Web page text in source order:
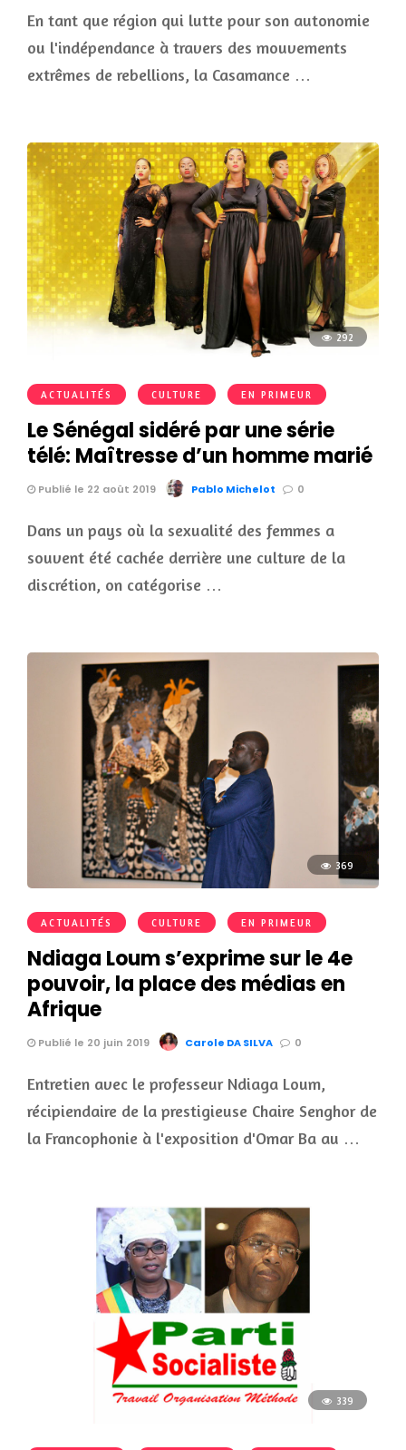
En tant que région qui lutte pour son autonomie
ou l'indépendance à travers des mouvements
extrêmes de rebellions, la Casamance …
292
ACTUALITÉS CULTURE EN PRIMEUR
Le Sénégal sidéré par une série
télé: Maîtresse d’un homme marié
Publié le 22 août 2019 Pablo Michelot 0
Dans un pays où la sexualité des femmes a
souvent été cachée derrière une culture de la
discrétion, on catégorise …
369
ACTUALITÉS CULTURE EN PRIMEUR
Ndiaga Loum s’exprime sur le 4e
pouvoir, la place des médias en
Afrique
Publié le 20 juin 2019 Carole DA SILVA 0
Entretien avec le professeur Ndiaga Loum,
récipiendaire de la prestigieuse Chaire Senghor de
la Francophonie à l'exposition d'Omar Ba au …
339